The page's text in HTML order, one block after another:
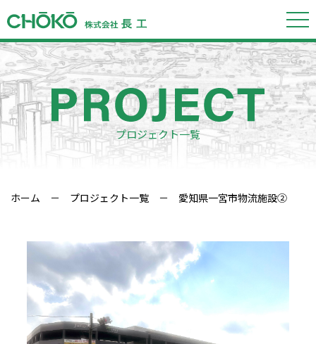
プロジェクト一覧
ホーム － プロジェクト一覧 － 愛知県一宮市物流施設②